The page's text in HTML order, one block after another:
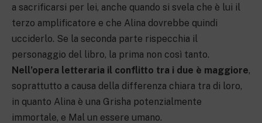
a sacrificarsi per lei, anche quando si svela che è lui il
terzo amplificatore e che Alina dovrebbe quindi
ucciderlo. Se la seconda parte rispecchia il
personaggio del libro, la prima non così tanto.
Nell’opera letteraria il conflitto tra i due è maggiore,
soprattutto a causa della differenza chiara tra di loro,
in quanto Alina è una Grisha potenzialmente
immortale, e Mal un essere umano.